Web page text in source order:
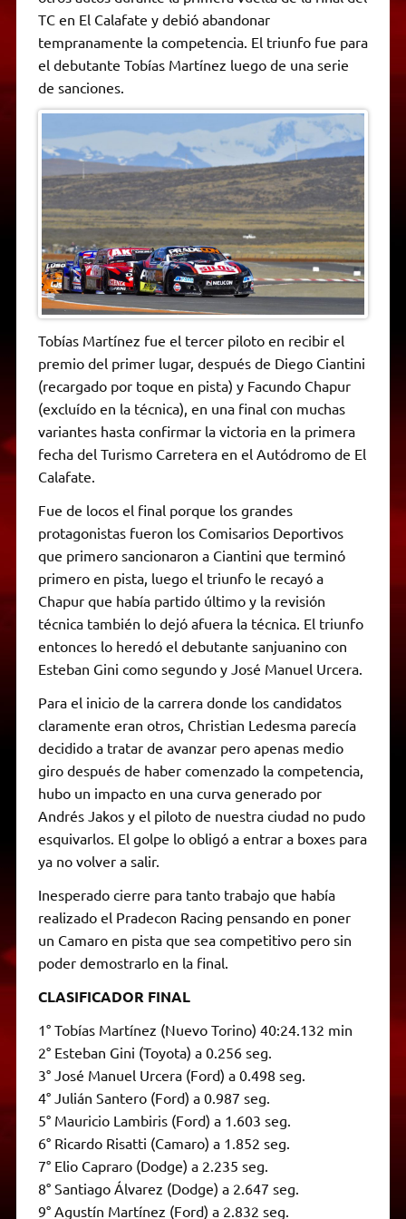
p
p
r
a
m
e
r
o
o
k
g
e
i
n
k
F
r
i
n
y
TC en El Calafate y debió abandonar
tempranamente la competencia. El triunfo fue para
el debutante Tobías Martínez luego de una serie
de sanciones.
Tobías Martínez fue el tercer piloto en recibir el
premio del primer lugar, después de Diego Ciantini
(recargado por toque en pista) y Facundo Chapur
(excluído en la técnica), en una final con muchas
variantes hasta confirmar la victoria en la primera
fecha del Turismo Carretera en el Autódromo de El
Calafate.
Fue de locos el final porque los grandes
protagonistas fueron los Comisarios Deportivos
que primero sancionaron a Ciantini que terminó
primero en pista, luego el triunfo le recayó a
Chapur que había partido último y la revisión
técnica también lo dejó afuera la técnica. El triunfo
entonces lo heredó el debutante sanjuanino con
Esteban Gini como segundo y José Manuel Urcera.
Para el inicio de la carrera donde los candidatos
claramente eran otros, Christian Ledesma parecía
decidido a tratar de avanzar pero apenas medio
giro después de haber comenzado la competencia,
hubo un impacto en una curva generado por
Andrés Jakos y el piloto de nuestra ciudad no pudo
esquivarlos. El golpe lo obligó a entrar a boxes para
ya no volver a salir.
Inesperado cierre para tanto trabajo que había
realizado el Pradecon Racing pensando en poner
un Camaro en pista que sea competitivo pero sin
poder demostrarlo en la final.
CLASIFICADOR FINAL
1° Tobías Martínez (Nuevo Torino) 40:24.132 min
2° Esteban Gini (Toyota) a 0.256 seg.
3° José Manuel Urcera (Ford) a 0.498 seg.
4° Julián Santero (Ford) a 0.987 seg.
5° Mauricio Lambiris (Ford) a 1.603 seg.
6° Ricardo Risatti (Camaro) a 1.852 seg.
7° Elio Capraro (Dodge) a 2.235 seg.
8° Santiago Álvarez (Dodge) a 2.647 seg.
9° Agustín Martínez (Ford) a 2.832 seg.